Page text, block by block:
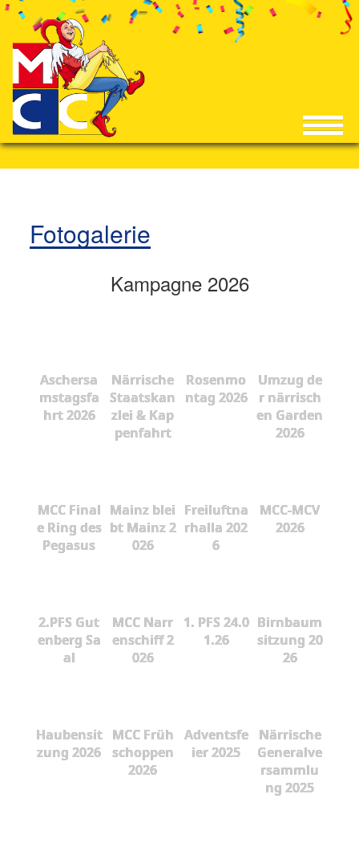
Fotogalerie
Kampagne 2026
Aschersa
mstagsfa
hrt 2026
Närrische
Staatskan
zlei & Kap
penfahrt
Rosenmo
ntag 2026
Umzug de
r närrisch
en Garden
2026
MCC Final
e Ring des
Pegasus
Mainz blei
bt Mainz 2
026
Freiluftna
rhalla 202
6
MCC-MCV
2026
2.PFS Gut
enberg Sa
al
MCC Narr
enschiff 2
026
1. PFS 24.0
1.26
Birnbaum
sitzung 20
26
Haubensit
zung 2026
MCC Früh
schoppen
2026
Adventsfe
ier 2025
Närrische
Generalve
rsammlu
ng 2025